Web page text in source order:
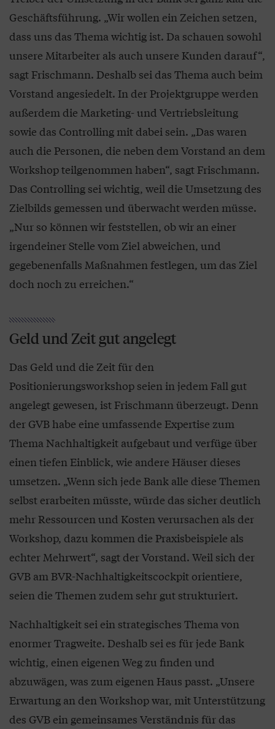
Geschäftsführung. „Wir wollen ein Zeichen setzen,
dass uns das Thema wichtig ist. Da schauen sowohl
unsere Mitarbeiter als auch unsere Kunden darauf“,
sagt Frischmann. Deshalb sei das Thema auch beim
Vorstand angesiedelt. In der Projektgruppe werden
außerdem die Marketing- und Vertriebsleitung
sowie das Controlling mit dabei sein. „Das waren
auch die Personen, die neben dem Vorstand an dem
Workshop teilgenommen haben“, sagt Frischmann.
Das Controlling sei wichtig, weil die Umsetzung des
Zielbilds gemessen und überwacht werden müsse.
„Nur so können wir feststellen, ob wir an einer
irgendeiner Stelle vom Ziel abweichen, und
gegebenenfalls Maßnahmen festlegen, um das Ziel
doch noch zu erreichen.“
Geld und Zeit gut angelegt
Das Geld und die Zeit für den
Positionierungsworkshop seien in jedem Fall gut
angelegt gewesen, ist Frischmann überzeugt. Denn
der GVB habe eine umfassende Expertise zum
Thema Nachhaltigkeit aufgebaut und verfüge über
einen tiefen Einblick, wie andere Häuser dieses
umsetzen. „Wenn sich jede Bank alle diese Themen
selbst erarbeiten müsste, würde das sicher deutlich
mehr Ressourcen und Kosten verursachen als der
Workshop, dazu kommen die Praxisbeispiele als
echter Mehrwert“, sagt der Vorstand. Weil sich der
GVB am BVR-Nachhaltigkeitscockpit orientiere,
seien die Themen zudem sehr gut strukturiert.
Nachhaltigkeit sei ein strategisches Thema von
enormer Tragweite. Deshalb sei es für jede Bank
wichtig, einen eigenen Weg zu finden und
abzuwägen, was zum eigenen Haus passt. „Unsere
Erwartung an den Workshop war, mit Unterstützung
des GVB ein gemeinsames Verständnis für das